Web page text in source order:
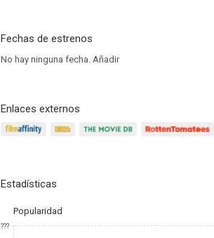
Fechas de estrenos
No hay ninguna fecha. Añadir
Enlaces externos
Estadísticas
Popularidad
???